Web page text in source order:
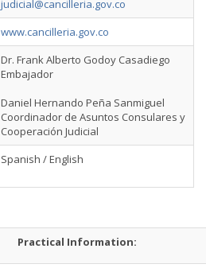
judicial@cancilleria.gov.co
www.cancilleria.gov.co
Dr. Frank Alberto Godoy Casadiego
Embajador
Daniel Hernando Peña Sanmiguel
Coordinador de Asuntos Consulares y
Cooperación Judicial
Spanish / English
Practical Information: